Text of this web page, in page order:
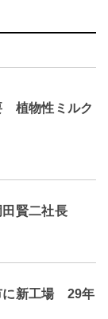
植物性ミルク
田賢二社長
に新工場 29年